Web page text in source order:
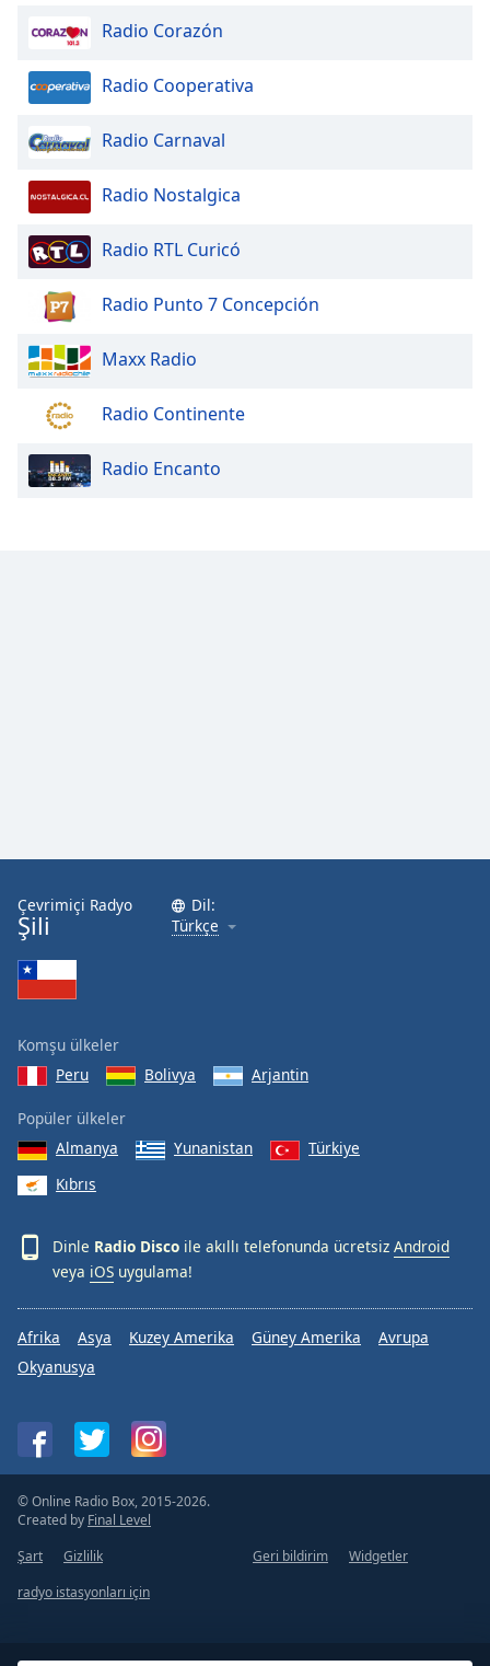
Radio Corazón
Radio Cooperativa
Radio Carnaval
Radio Nostalgica
Radio RTL Curicó
Radio Punto 7 Concepción
Maxx Radio
Radio Continente
Radio Encanto
Çevrimiçi Radyo
Şili
Dil:
Türkçe
Komşu ülkeler
Peru
Bolivya Arjantin
Popüler ülkeler
Almanya
Yunanistan
Türkiye
Kıbrıs
Dinle Radio Disco ile akıllı telefonunda ücretsiz Android
veya iOS uygulama!
Afrika Asya Kuzey Amerika Güney Amerika
Avrupa
Okyanusya
© Online Radio Box, 2015-2026.
Created by Final Level
Şart
Gizlilik Geri bildirim
Widgetler
radyo istasyonları için